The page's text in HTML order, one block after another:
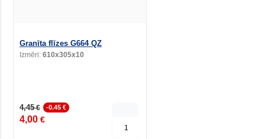
Granīta flīzes G664 QZ
Izmēri: 610x305x10
4,45€ -0.45 €
4,00 €